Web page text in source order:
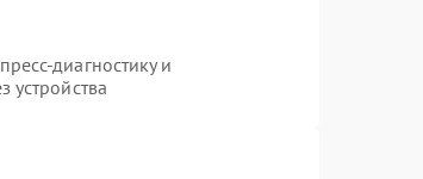
диагностику и
устройства